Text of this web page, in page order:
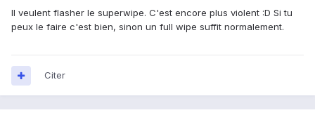
Il veulent flasher le superwipe. C'est encore plus violent :D Si tu
peux le faire c'est bien, sinon un full wipe suffit normalement.
Citer